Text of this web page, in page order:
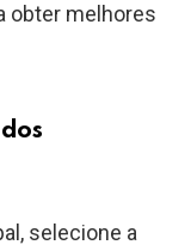
obter melhores
selecione a